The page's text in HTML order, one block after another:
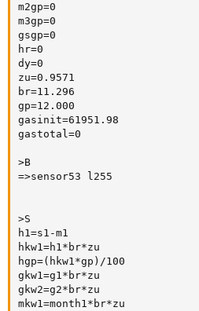
m2gp=0
m3gp=0
gsgp=0
hr=0
dy=0
zu=0.9571
br=11.296
gp=12.000
gasinit=61951.98
gastotal=0
>B
=>sensor53 l255
>S
h1=s1-m1
hkw1=h1*br*zu
hgp=(hkw1*gp)/100
gkw1=g1*br*zu
gkw2=g2*br*zu
mkw1=month1*br*zu